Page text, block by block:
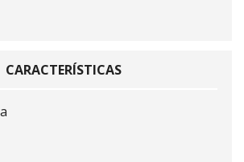
CARACTERÍSTICAS